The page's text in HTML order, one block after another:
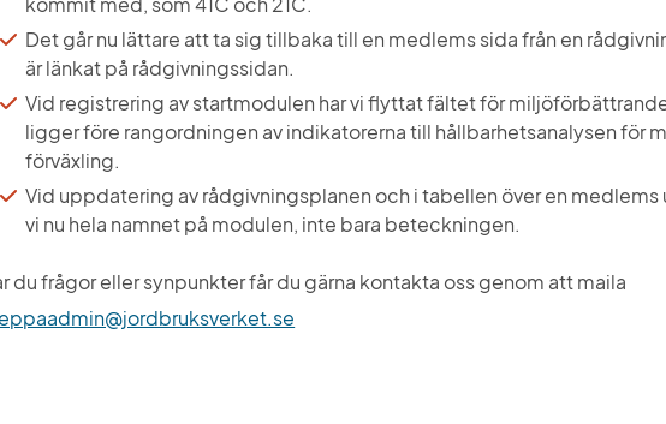
Det går nu lättare att ta sig tillbaka till en medlems sida från en
är länkat på rådgivningssidan.
Vid registrering av startmodulen har vi flyttat fältet för
ligger före rangordningen av indikatorerna till hållbarhetsanalysen för
förväxling.
Vid uppdatering av rådgivningsplanen och i tabellen över en medlems
vi nu hela namnet på modulen, inte bara beteckningen.